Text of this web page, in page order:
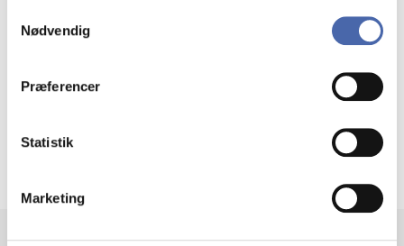
markedsføring. Du bestemmer selv - og kan altid trække
Nødvendig
Præferencer
Statistik
Marketing
Krigen i Ukraine